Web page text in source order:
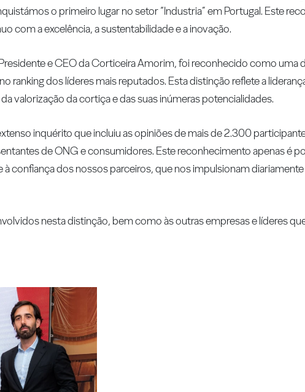
o primeiro lugar no setor “Industria” em Portugal. Este
com a excelência, a sustentabilidade e a inovação.
e CEO da Corticeira Amorim, foi reconhecido como uma
ranking dos líderes mais reputados. Esta distinção reflete a
valorização da cortiça e das suas inúmeras potencialidades.
inquérito que incluiu as opiniões de mais de 2.300
de ONG e consumidores. Este reconhecimento apenas é
confiança dos nossos parceiros, que nos impulsionam
nesta distinção, bem como às outras empresas e líderes